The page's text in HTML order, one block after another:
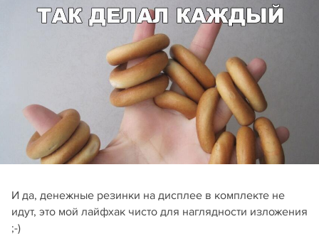
И да, денежные резинки на дисплее в комплекте не
идут, это мой лайфхак чисто для наглядности изложения
;-)